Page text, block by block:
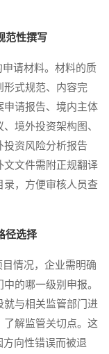
范性撰写
请材料。材料的质
形式规范、内容完
申请报告、境内主体
境外投资架构图、
投资风险分析报告
文文件需附正规翻译
录，方便审核人员查
径选择
情况，企业需明确
的哪一级别申报。
就与相关监管部门进
了解监管关切点。这
方向性错误而被退